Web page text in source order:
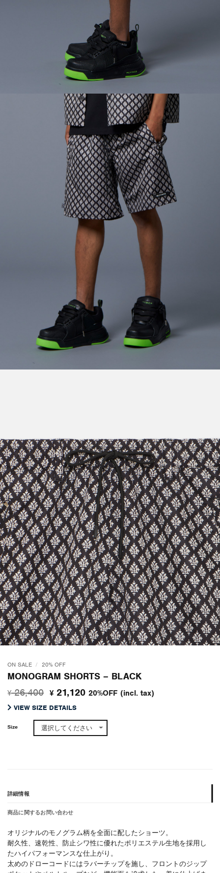
ON SALE / 20% OFF
MONOGRAM SHORTS – BLACK
¥26,400 元
価
格
は
¥ 21,120現
価
格
20%OFF (incl. tax)
VIEW SIZE DETAILS
Size
詳細情報
商品に関するお問い合わせ
オリジナルのモノグラム柄を全面に配したショーツ。
耐久性、速乾性、防止シワ性に優れたポリエステル生地を採用し
たハイパフォーマンスな仕上がり。
太めのドローコードにはラバーチップを施し、フロントのジップ